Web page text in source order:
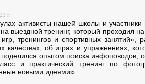
г.
активисты нашей школы и
выездной тренинг, который проходил
игр, тренингов и спортивных
качествах, об играх и упражнениях,
поделился опытом поиска
и практический тренинг по
новыми идеями» .